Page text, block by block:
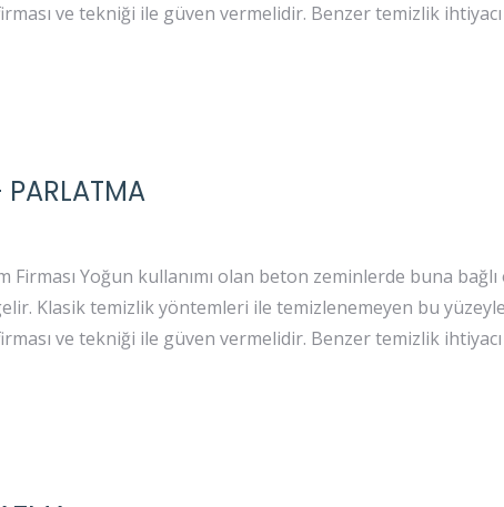
ve tekniği ile güven vermelidir. Benzer temizlik
PARLATMA
Yoğun kullanımı olan beton zeminlerde buna
Klasik temizlik yöntemleri ile temizlenemeyen bu
ve tekniği ile güven vermelidir. Benzer temizlik